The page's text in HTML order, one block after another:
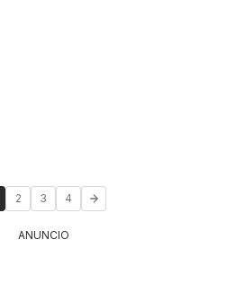
2 3 4
ANUNCIO